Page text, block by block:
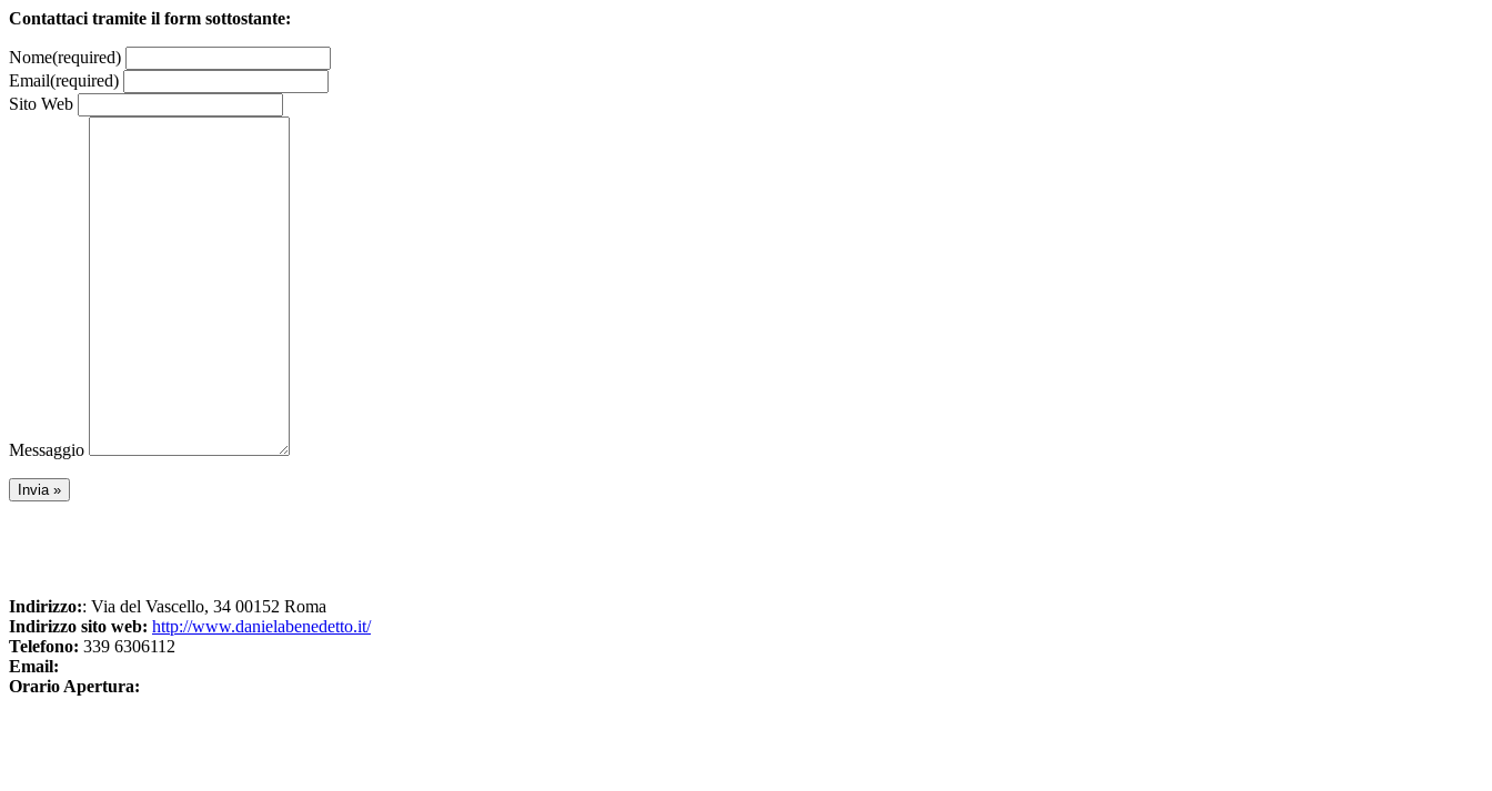
Contattaci tramite il form sottostante:
Nome(required)
Email(required)
Sito Web
Messaggio
Indirizzo:: Via del Vascello, 34 00152 Roma
Indirizzo sito web: http://www.danielabenedetto.it/
Telefono: 339 6306112
Email:
Orario Apertura: